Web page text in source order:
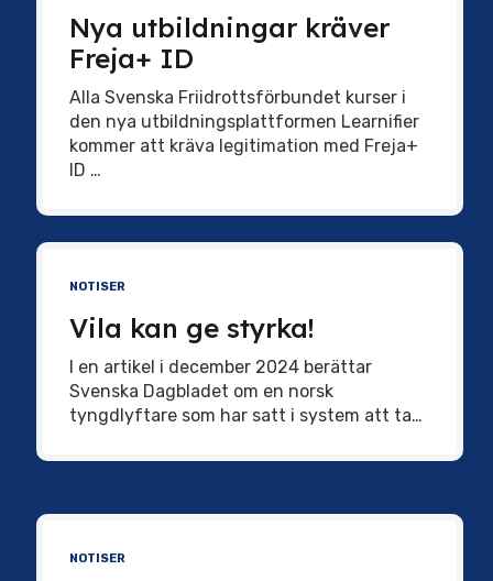
Nya utbildningar kräver
Freja+ ID
Alla Svenska Friidrottsförbundet kurser i
den nya utbildningsplattformen Learnifier
kommer att kräva legitimation med Freja+
ID …
NOTISER
Vila kan ge styrka!
I en artikel i december 2024 berättar
Svenska Dagbladet om en norsk
tyngdlyftare som har satt i system att ta…
NOTISER